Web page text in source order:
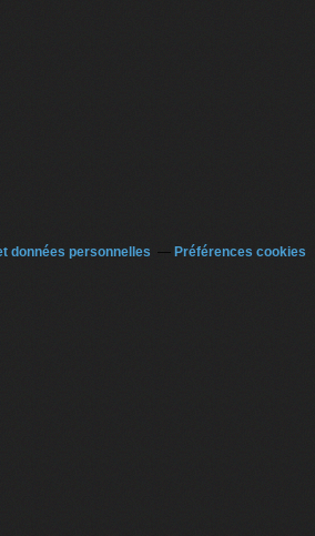
données personnelles Préférences cookies